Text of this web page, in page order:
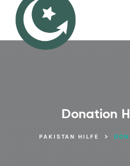
Donation
PAKISTAN HILFE >